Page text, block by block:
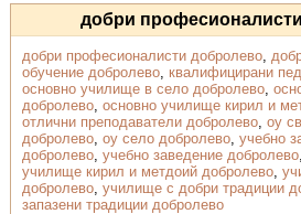
добри
добри професионалисти добролево,
обучение добролево, квалифицирани
основно училище в село добролево,
добролево, основно училище кирил и
отлични преподаватели добролево, оу
добролево, оу село добролево, учебно
добролево, учебно заведение добролево,
училище кирил и метдоий добролево,
добролево, училище с добри традиции
запазени традиции добролево